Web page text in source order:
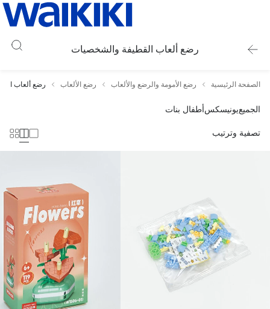
رضع ألعاب القطيفة والشخصيات
الصفحة الرئيسية رضع الأمومة والرضع والألعاب رضع الألعاب رضع ألعاب
الجميعيونيسكسأطفال بنات
تصفية وترتيب